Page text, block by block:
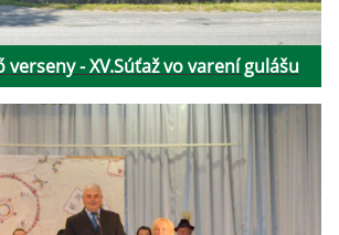
verseny - XV.Súťaž vo varení gulášu